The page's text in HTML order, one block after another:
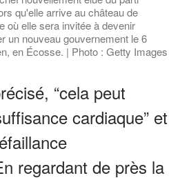
qu'elle arrive au château de
où elle sera invitée à devenir
un nouveau gouvernement le 6
en Écosse. | Photo : Getty Images
“cela peut
cardiaque” et
regardant de près la